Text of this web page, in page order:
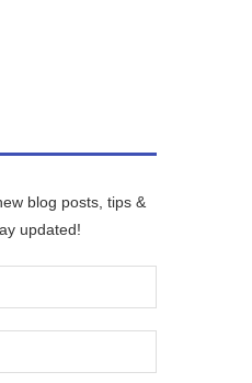
blog posts, tips &
updated!